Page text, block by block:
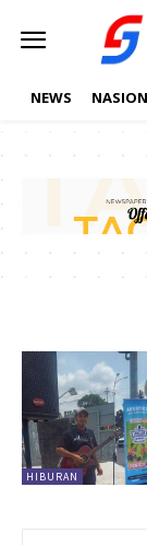
NEWS
HIBURAN